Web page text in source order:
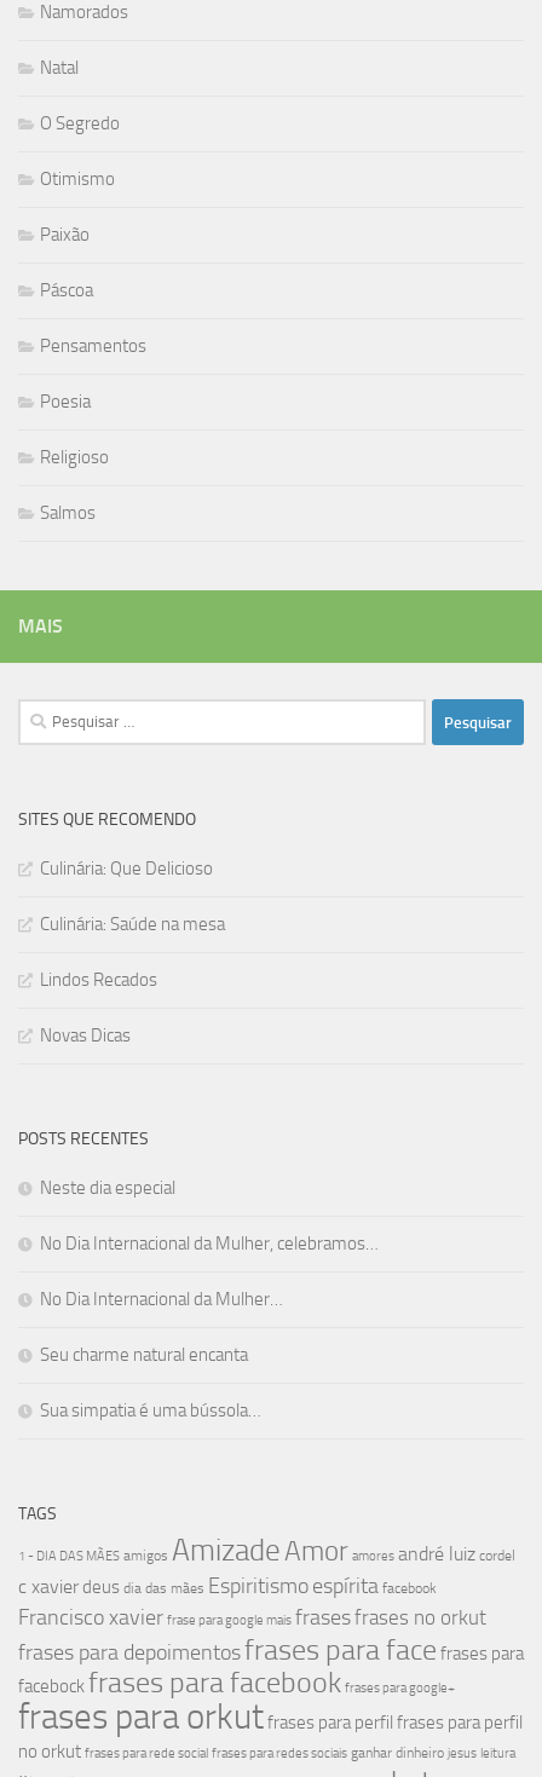
Namorados
Natal
O Segredo
Otimismo
Paixão
Páscoa
Pensamentos
Poesia
Religioso
Salmos
MAIS
Pesquisar
por:
SITES QUE RECOMENDO
Culinária: Que Delicioso
Culinária: Saúde na mesa
Lindos Recados
Novas Dicas
POSTS RECENTES
Neste dia especial
No Dia Internacional da Mulher, celebramos…
No Dia Internacional da Mulher…
Seu charme natural encanta
Sua simpatia é uma bússola…
TAGS
1 - DIA DAS MÃES amigos AmizadeAmor amores andré luiz cordel
c xavier deus dia das mães Espiritismoespírita facebook
Francisco xavier frase para google mais frasesfrases no orkut
frases para depoimentosfrases para face frases para
facebockfrases para facebook frases para google+
frases para orkutfrases para perfil frases para perfil
no orkut frases para rede social frases para redes sociais ganhar dinheiro jesus leitura